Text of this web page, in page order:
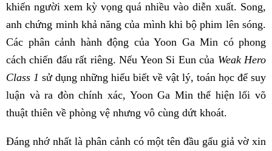
khiến người xem kỳ vọng quá nhiều vào diễn xuất. Song,
anh chứng minh khả năng của mình khi bộ phim lên sóng.
Các phân cảnh hành động của Yoon Ga Min có phong
cách chiến đấu rất riêng. Nếu Yeon Si Eun của Weak Hero
Class 1 sử dụng những hiểu biết về vật lý, toán học để suy
luận và ra đòn chính xác, Yoon Ga Min thể hiện lối võ
thuật thiên về phòng vệ nhưng vô cùng dứt khoát.
Đáng nhớ nhất là phân cảnh có một tên đầu gấu giả vờ xin